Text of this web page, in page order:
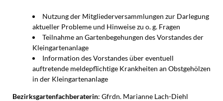
Nutzung der Mitgliederversammlungen zur Darlegung
aktueller Probleme und Hinweise zu o. g. Fragen
Teilnahme an Gartenbegehungen des Vorstandes der
Kleingartenanlage
Information des Vorstandes über eventuell
auftretende meldepflichtige Krankheiten an Obstgehölzen
in der Kleingartenanlage
Bezirksgartenfachberaterin: Gfrdn. Marianne Lach-Diehl